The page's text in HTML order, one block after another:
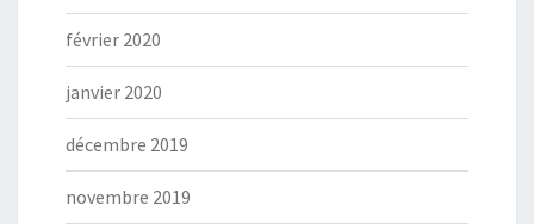
février 2020
janvier 2020
décembre 2019
novembre 2019